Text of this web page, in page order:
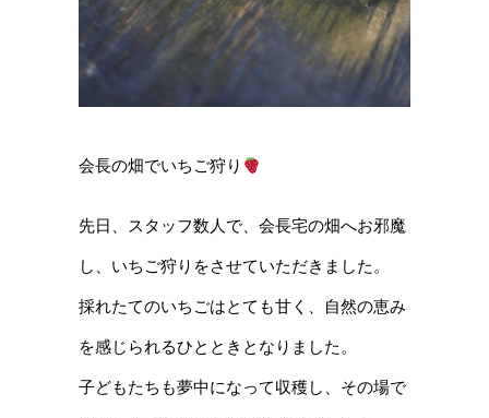
会長の畑でいちご狩り
先日、スタッフ数人で、会長宅の畑へお邪魔
し、いちご狩りをさせていただきました。
採れたてのいちごはとても甘く、自然の恵み
を感じられるひとときとなりました。
子どもたちも夢中になって収穫し、その場で